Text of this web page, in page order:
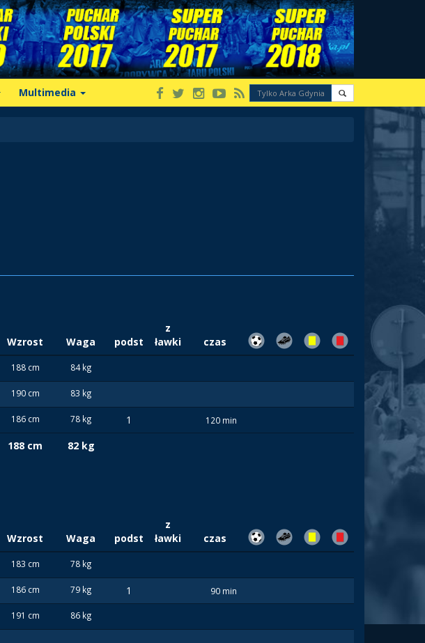
Multimedia
Wzrost Waga podst
z
ławki
czas
188 cm 84 kg
190 cm 83 kg
186 cm 78 kg 1 120 min
188 cm 82 kg
Wzrost Waga podst
z
ławki
czas
183 cm 78 kg
186 cm 79 kg 1 90 min
191 cm 86 kg